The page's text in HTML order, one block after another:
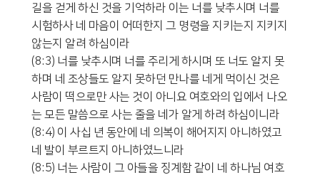
길을 걷게 하신 것을 기억하라 이는 너를 낮추시며 너를
시험하사 네 마음이 어떠한지 그 명령을 지키는지 지키지
않는지 알려 하심이라
(8:3) 너를 낮추시며 너를 주리게 하시며 또 너도 알지 못
하며 네 조상들도 알지 못하던 만나를 네게 먹이신 것은
사람이 떡으로만 사는 것이 아니요 여호와의 입에서 나오
는 모든 말씀으로 사는 줄을 네가 알게 하려 하심이니라
(8:4) 이 사십 년 동안에 네 의복이 해어지지 아니하였고
네 발이 부르트지 아니하였느니라
(8:5) 너는 사람이 그 아들을 징계함 같이 네 하나님 여호